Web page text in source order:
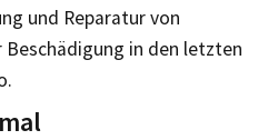
und Reparatur von
in den letzten